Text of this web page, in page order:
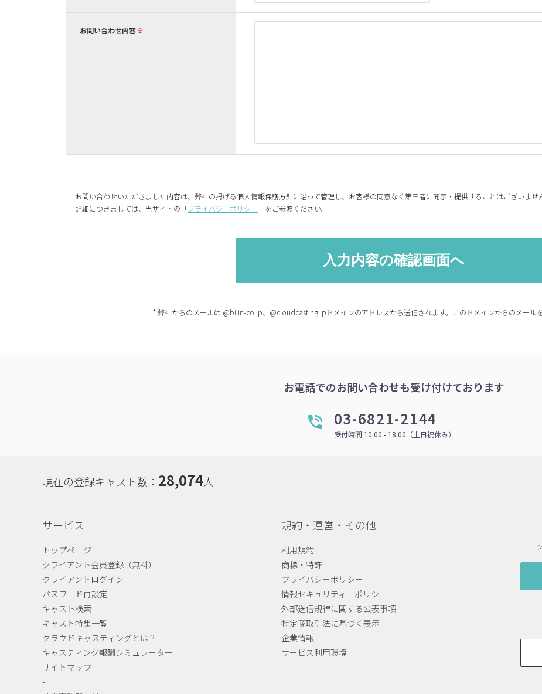
お問い合わせ内容
お問い合わせいただきました内容は、弊社の掲げる個人情報保護方針に沿って管理し、お客様の同意なく第三者に開示・提供することはございませ
詳細につきましては、当サイトの「プライバシーポリシー 」をご参照ください。
* 弊社からのメールは @bijin-co.jp、@cloudcasting.jpドメインのアドレスから送信されます。このドメインからのメール
お電話でのお問い合わせも受け付けております
03-6821-2144
受付時間 10:00 - 18:00（土日祝休み）
現在の登録キャスト数： 28,074人
サービス
トップページ
クライアント会員登録（無料）
クライアントログイン
パスワード再設定
キャスト検索
キャスト特集一覧
クラウドキャスティングとは？
キャスティング報酬シミュレーター
サイトマップ
-
規約・運営・その他
利用規約
商標・特許
プライバシーポリシー
情報セキュリティーポリシー
外部送信規律に関する公表事項
特定商取引法に基づく表示
企業情報
サービス利用環境